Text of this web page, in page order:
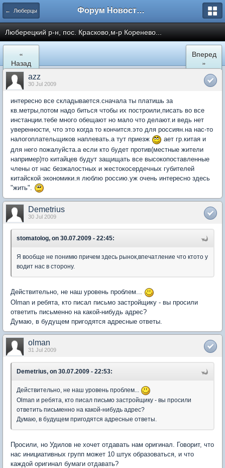
← Люберцы Форум Новостройки
Люберецкий р-н, пос. Красково,м-р Коренево...
«
Назад
Вперед
»
azz
30 Jul 2009
интересно все складывается.сначала ты платишь за
кв.метры,потом надо биться чтобы их построили,писать во все
инстанции.тебе много обещают но мало что делают.и ведь нет
уверенности, что это когда то кончится.это для россиян.на нас-то
налогоплательщиков наплевать.а тут приезж
ает гр.китая и
для него пожалуйста.а если кто будет против(местные жители
например)то китайцев будут защищать все высокопоставленные
члены от нас безжалостных и жестокосердечных губителей
китайской экономики.я люблю россию.уж очень интересно здесь
"жить".
Demetrius
30 Jul 2009
stomatolog, on 30.07.2009 - 22:45:
Я вообще не понимю причем здесь рынок,впечатление что ктото у
водит нас в сторону.
Действительно, не наш уровень проблем...
Olman и ребята, кто писал письмо застройщику - вы просили
ответить письменно на какой-нибудь адрес?
Думаю, в будущем пригодятся адресные ответы.
olman
31 Jul 2009
Demetrius, on 30.07.2009 - 22:53:
Действительно, не наш уровень проблем...
Olman и ребята, кто писал письмо застройщику - вы просили
ответить письменно на какой-нибудь адрес?
Думаю, в будущем пригодятся адресные ответы.
Просили, но Удилов не хочет отдавать нам оригинал. Говорит, что
нас инициативных групп может 10 штук образоваться, и что
каждой оригинал бумаги отдавать?